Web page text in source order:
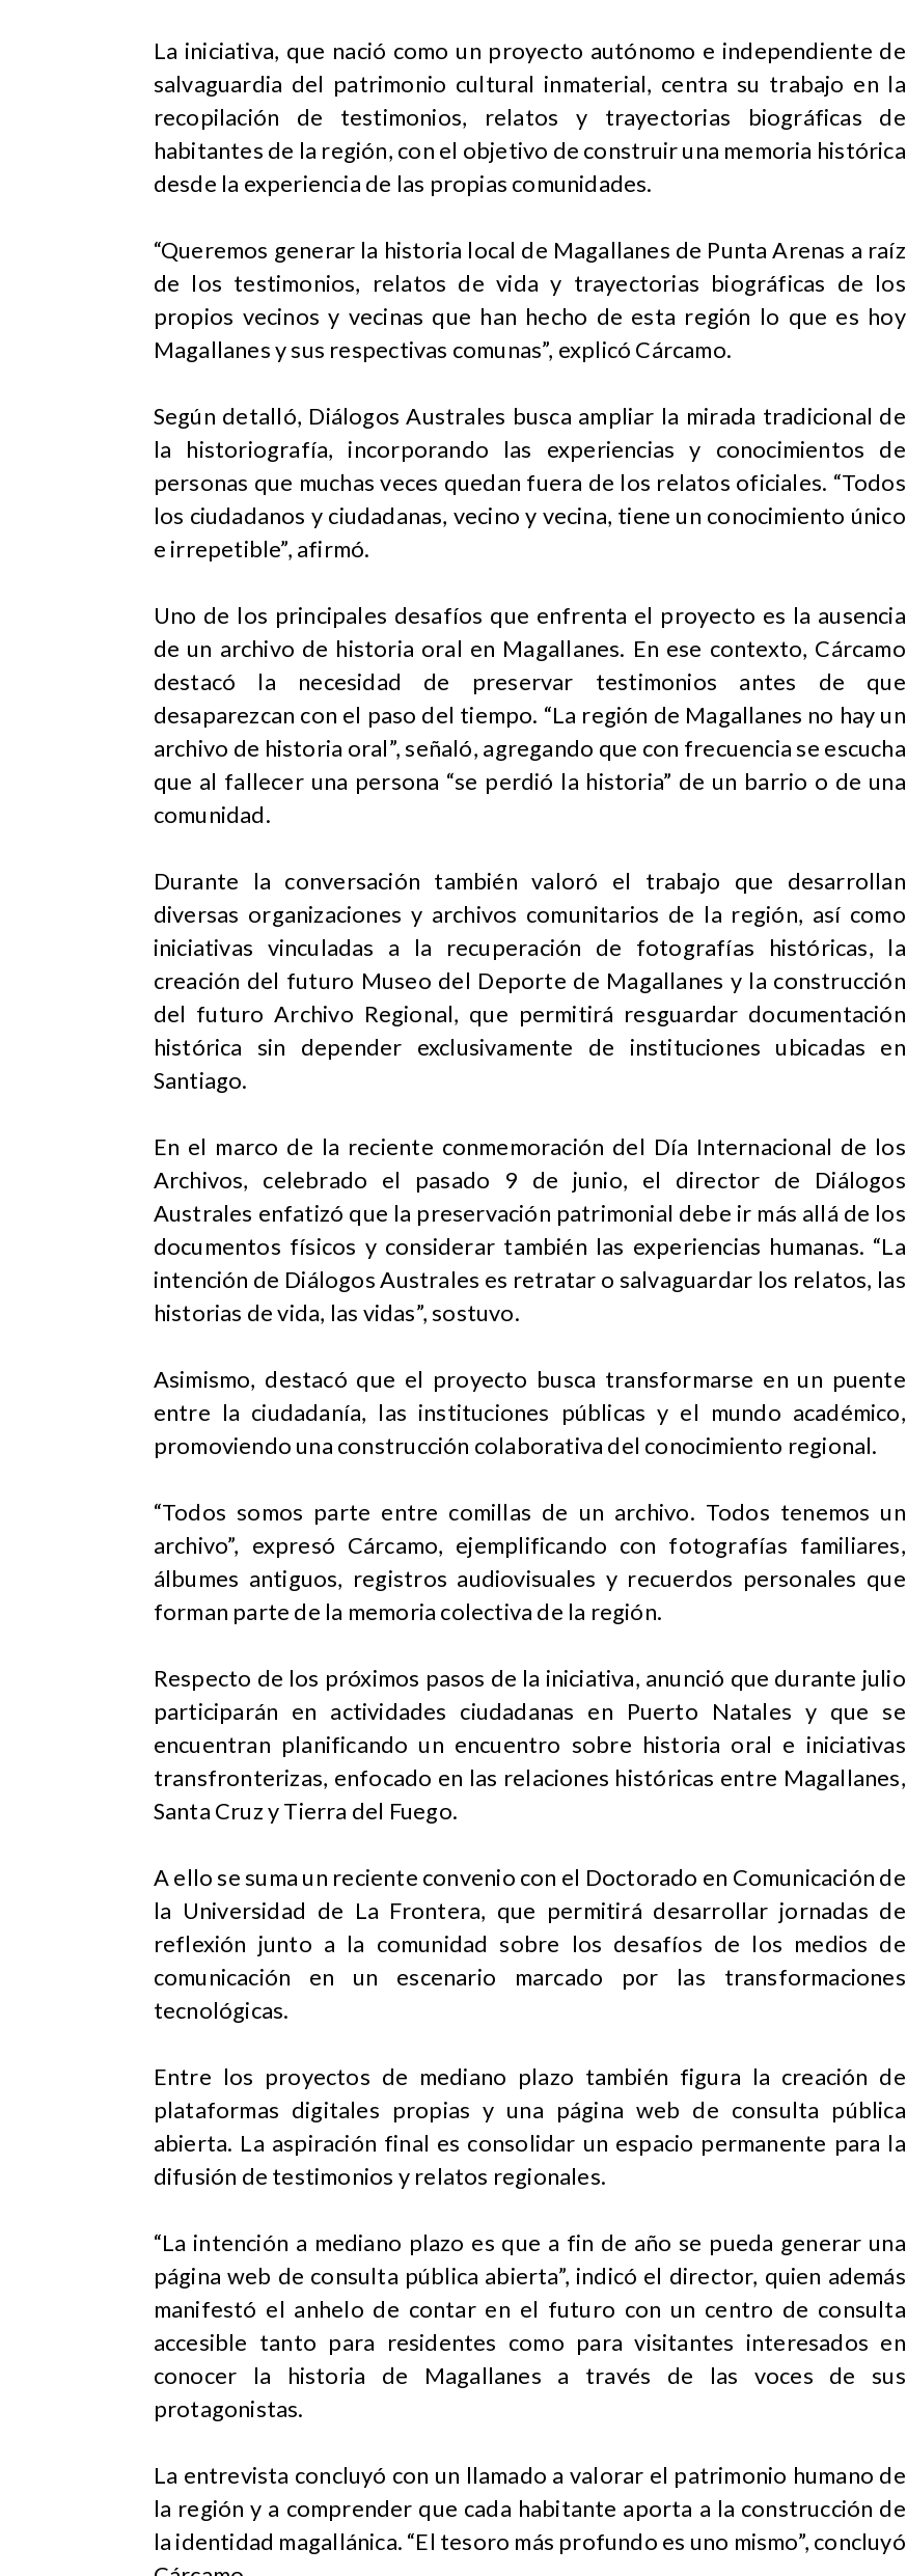
La iniciativa, que nació como un proyecto autónomo e independiente de
salvaguardia del patrimonio cultural inmaterial, centra su trabajo en la
recopilación de testimonios, relatos y trayectorias biográficas de
habitantes de la región, con el objetivo de construir una memoria histórica
desde la experiencia de las propias comunidades.
“Queremos generar la historia local de Magallanes de Punta Arenas a raíz
de los testimonios, relatos de vida y trayectorias biográficas de los
propios vecinos y vecinas que han hecho de esta región lo que es hoy
Magallanes y sus respectivas comunas”, explicó Cárcamo.
Según detalló, Diálogos Australes busca ampliar la mirada tradicional de
la historiografía, incorporando las experiencias y conocimientos de
personas que muchas veces quedan fuera de los relatos oficiales. “Todos
los ciudadanos y ciudadanas, vecino y vecina, tiene un conocimiento único
e irrepetible”, afirmó.
Uno de los principales desafíos que enfrenta el proyecto es la ausencia
de un archivo de historia oral en Magallanes. En ese contexto, Cárcamo
destacó la necesidad de preservar testimonios antes de que
desaparezcan con el paso del tiempo. “La región de Magallanes no hay un
archivo de historia oral”, señaló, agregando que con frecuencia se escucha
que al fallecer una persona “se perdió la historia” de un barrio o de una
comunidad.
Durante la conversación también valoró el trabajo que desarrollan
diversas organizaciones y archivos comunitarios de la región, así como
iniciativas vinculadas a la recuperación de fotografías históricas, la
creación del futuro Museo del Deporte de Magallanes y la construcción
del futuro Archivo Regional, que permitirá resguardar documentación
histórica sin depender exclusivamente de instituciones ubicadas en
Santiago.
En el marco de la reciente conmemoración del Día Internacional de los
Archivos, celebrado el pasado 9 de junio, el director de Diálogos
Australes enfatizó que la preservación patrimonial debe ir más allá de los
documentos físicos y considerar también las experiencias humanas. “La
intención de Diálogos Australes es retratar o salvaguardar los relatos, las
historias de vida, las vidas”, sostuvo.
Asimismo, destacó que el proyecto busca transformarse en un puente
entre la ciudadanía, las instituciones públicas y el mundo académico,
promoviendo una construcción colaborativa del conocimiento regional.
“Todos somos parte entre comillas de un archivo. Todos tenemos un
archivo”, expresó Cárcamo, ejemplificando con fotografías familiares,
álbumes antiguos, registros audiovisuales y recuerdos personales que
forman parte de la memoria colectiva de la región.
Respecto de los próximos pasos de la iniciativa, anunció que durante julio
participarán en actividades ciudadanas en Puerto Natales y que se
encuentran planificando un encuentro sobre historia oral e iniciativas
transfronterizas, enfocado en las relaciones históricas entre Magallanes,
Santa Cruz y Tierra del Fuego.
A ello se suma un reciente convenio con el Doctorado en Comunicación de
la Universidad de La Frontera, que permitirá desarrollar jornadas de
reflexión junto a la comunidad sobre los desafíos de los medios de
comunicación en un escenario marcado por las transformaciones
tecnológicas.
Entre los proyectos de mediano plazo también figura la creación de
plataformas digitales propias y una página web de consulta pública
abierta. La aspiración final es consolidar un espacio permanente para la
difusión de testimonios y relatos regionales.
“La intención a mediano plazo es que a fin de año se pueda generar una
página web de consulta pública abierta”, indicó el director, quien además
manifestó el anhelo de contar en el futuro con un centro de consulta
accesible tanto para residentes como para visitantes interesados en
conocer la historia de Magallanes a través de las voces de sus
protagonistas.
La entrevista concluyó con un llamado a valorar el patrimonio humano de
la región y a comprender que cada habitante aporta a la construcción de
la identidad magallánica. “El tesoro más profundo es uno mismo”, concluyó